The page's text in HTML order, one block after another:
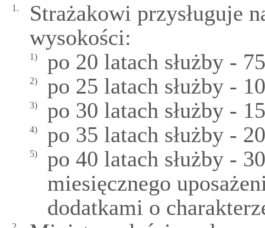
1.
Strażakowi przysługuje
wysokości:
1) po 20 latach służby -
2) po 25 latach służby -
3) po 30 latach służby -
4) po 35 latach służby -
5)
po 40 latach służby -
miesięcznego
dodatkami o